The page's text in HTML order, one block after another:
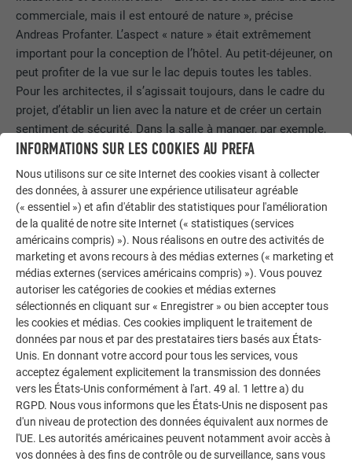
commerciale, mais il est entouré de nature », précise
Andreas Profanter. L’aspect « nature » était extrêmement
important pour la conception de l’hôtel. Au petit-déjeuner, on
peut profiter de la vue sur le lac depuis toutes les tables.
Pour les architectes, il s’agissait toujours, dans le cadre du
projet, d’établir un lien avec la nature et de créer un certain
sentiment de sécurité. Dans la salle à manger, par exemple,
cela a été possible grâce à des zones de repas séparées en
forme de crique et à des balançoires confortables et
rembourrées accrochées au plafond.
LE POINT FORT
« Ce que j’aime le plus, c’est me promener sur le toit en
vagues. C’est une valeur ajoutée qui n’existait pas
auparavant », se réjouit Andreas Profanter à propos de cet
élément organique qui, malgré sa construction massive,
rayonne de légèreté et de mobilité dans sa réalisation
dynamique. À l’image de l’eau. Ainsi, le bâtiment reflète
également le lac qui jouxte l’hôtel. En effet, la balustrade
revêtue debardeaux de façade PREFA en P.10 brun (il s’agit
ici d’une réalisation spéciale effectuée sur mesure) attire
tous les regards et constitue également une prouesse
technique de précision ! Tel un amphibie, le mur de
INFORMATIONS SUR LES COOKIES AU PREFA
Nous utilisons sur ce site Internet des cookies visant à collecter
des données, à assurer une expérience utilisateur agréable
(« essentiel ») et afin d'établir des statistiques pour l'amélioration
de la qualité de notre site Internet (« statistiques (services
américains compris) »). Nous réalisons en outre des activités de
marketing et avons recours à des médias externes (« marketing et
médias externes (services américains compris) »). Vous pouvez
autoriser les catégories de cookies et médias externes
sélectionnés en cliquant sur « Enregistrer » ou bien accepter tous
les cookies et médias. Ces cookies impliquent le traitement de
données par nous et par des prestataires tiers basés aux États-
Unis. En donnant votre accord pour tous les services, vous
acceptez également explicitement la transmission des données
vers les États-Unis conformément à l'art. 49 al. 1 lettre a) du
RGPD. Nous vous informons que les États-Unis ne disposent pas
d'un niveau de protection des données équivalent aux normes de
l'UE. Les autorités américaines peuvent notamment avoir accès à
vos données à des fins de contrôle ou de surveillance, sans vous